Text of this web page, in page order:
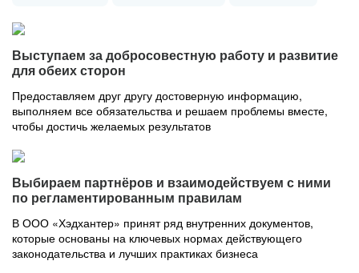
Выступаем за добросовестную работу и развитие
для обеих сторон
Предоставляем друг другу достоверную информацию,
выполняем все обязательства и решаем проблемы вместе,
чтобы достичь желаемых результатов
Выбираем партнёров и взаимодействуем с ними
по регламентированным правилам
В ООО «Хэдхантер» принят ряд внутренних документов,
которые основаны на ключевых нормах действующего
законодательства и лучших практиках бизнеса